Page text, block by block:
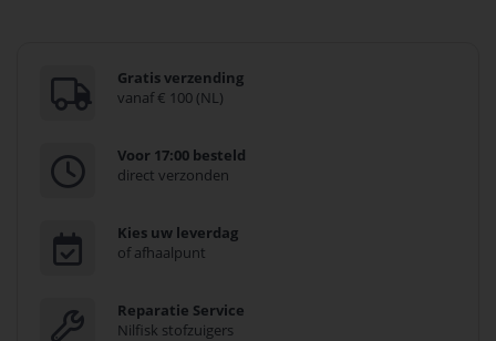
Gratis verzending
vanaf € 100 (NL)
Voor 17:00 besteld
direct verzonden
Kies uw leverdag
of afhaalpunt
Reparatie Service
Nilfisk stofzuigers